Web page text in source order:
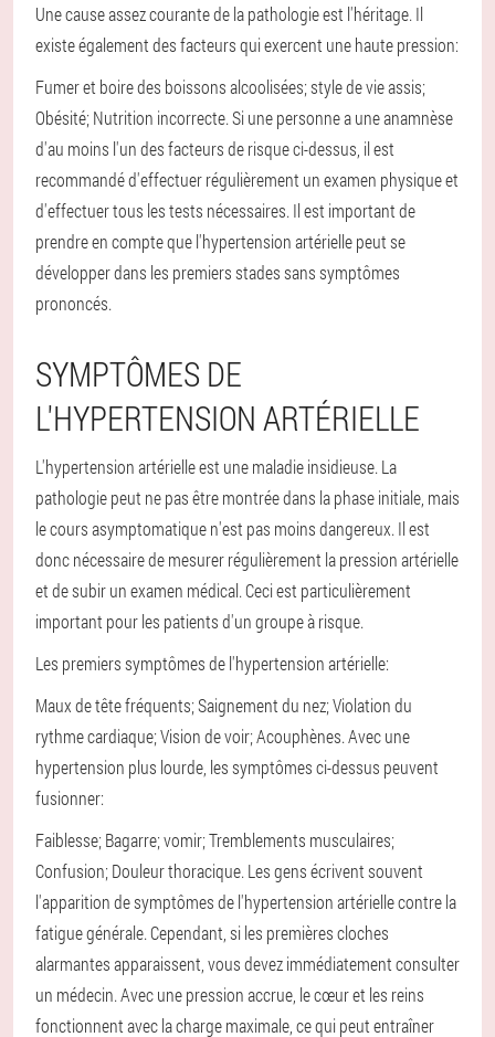
Une cause assez courante de la pathologie est l'héritage. Il
existe également des facteurs qui exercent une haute pression:
Fumer et boire des boissons alcoolisées;style de vie assis;
Obésité;Nutrition incorrecte.Si une personne a une anamnèse
d'au moins l'un des facteurs de risque ci-dessus, il est
recommandé d'effectuer régulièrement un examen physique et
d'effectuer tous les tests nécessaires. Il est important de
prendre en compte que l'hypertension artérielle peut se
développer dans les premiers stades sans symptômes
prononcés.
SYMPTÔMES DE
L'HYPERTENSION ARTÉRIELLE
L'hypertension artérielle est une maladie insidieuse. La
pathologie peut ne pas être montrée dans la phase initiale, mais
le cours asymptomatique n'est pas moins dangereux. Il est
donc nécessaire de mesurer régulièrement la pression artérielle
et de subir un examen médical. Ceci est particulièrement
important pour les patients d'un groupe à risque.
Les premiers symptômes de l'hypertension artérielle:
Maux de tête fréquents;Saignement du nez;Violation du
rythme cardiaque;Vision de voir;Acouphènes.Avec une
hypertension plus lourde, les symptômes ci-dessus peuvent
fusionner:
Faiblesse;Bagarre;vomir;Tremblements musculaires;
Confusion;Douleur thoracique. Les gens écrivent souvent
l'apparition de symptômes de l'hypertension artérielle contre la
fatigue générale. Cependant, si les premières cloches
alarmantes apparaissent, vous devez immédiatement consulter
un médecin. Avec une pression accrue, le cœur et les reins
fonctionnent avec la charge maximale, ce qui peut entraîner